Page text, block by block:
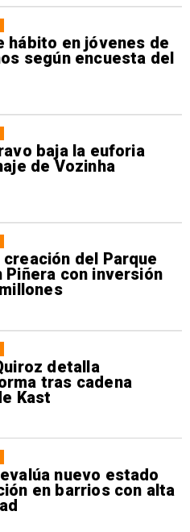
hábito en jóvenes de
según encuesta del
baja la euforia
de Vozinha
del Parque
Piñera con inversión
detalla
tras cadena
Kast
nuevo estado
en barrios con alta